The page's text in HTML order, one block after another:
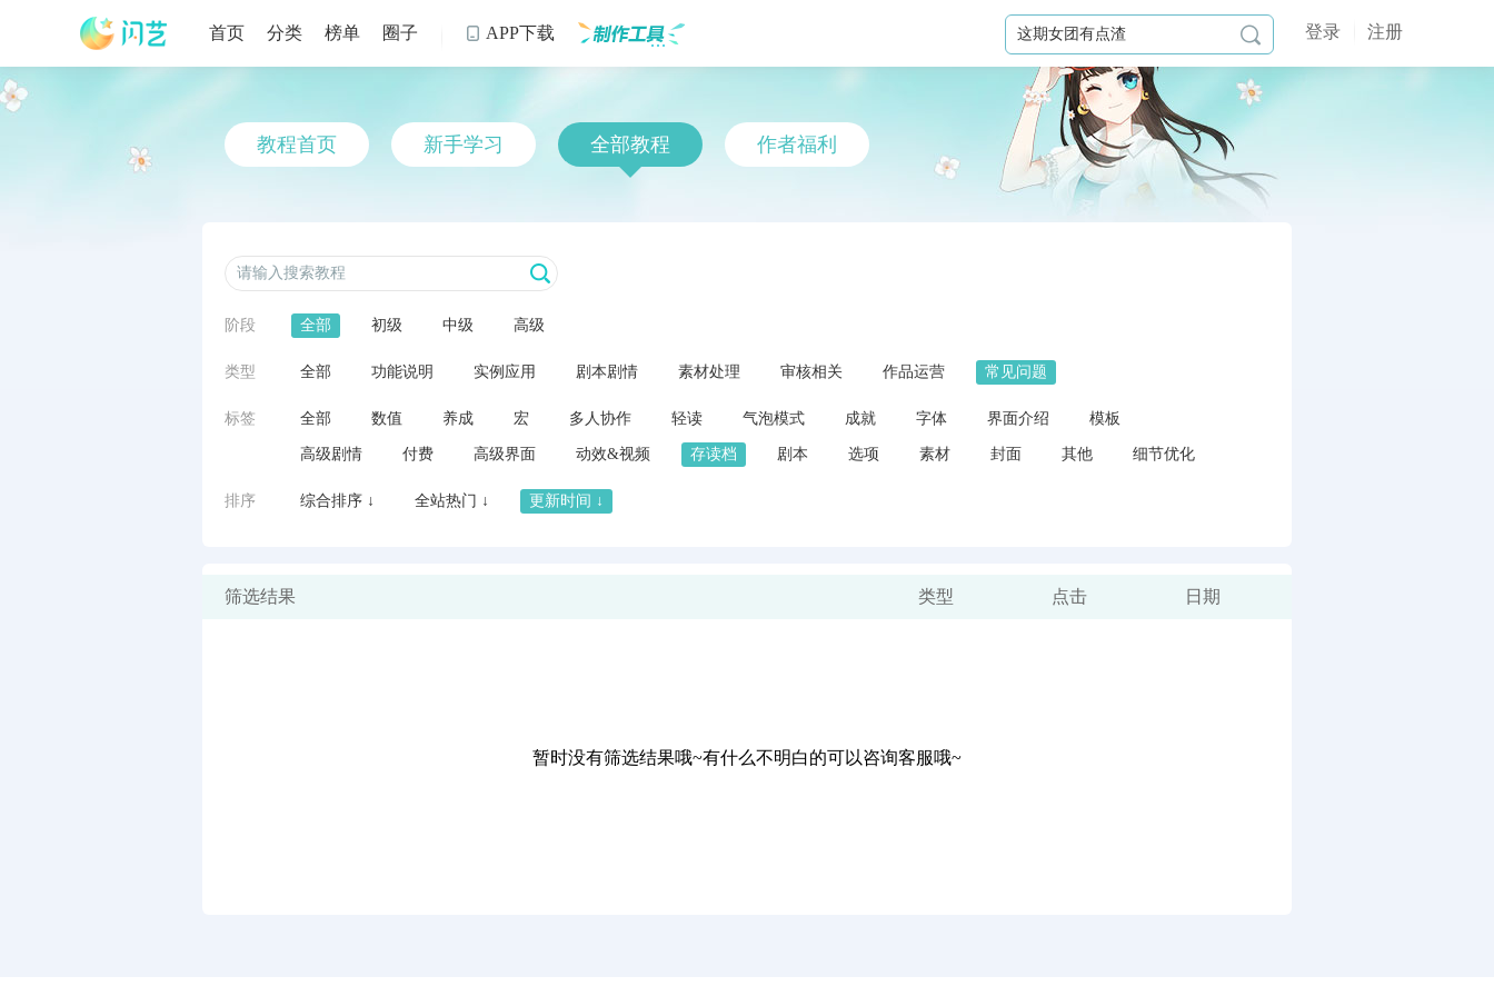
首页 分类 榜单 圈子  APP下载 登录 注册

教程首页 新手学习 全部教程 作者福利
阶段 全部 初级 中级 高级
类型 全部 功能说明 实例应用 剧本剧情 素材处理 审核相关 作品运营 常见问题
标签 全部 数值 养成 宏 多人协作 轻读 气泡模式 成就 字体 界面介绍 模板
高级剧情 付费 高级界面 动效&视频 存读档 剧本 选项 素材 封面 其他 细节优化
排序 综合排序 ↓ 全站热门 ↓ 更新时间 ↓
筛选结果 类型 点击 日期
暂时没有筛选结果哦~有什么不明白的可以咨询客服哦~